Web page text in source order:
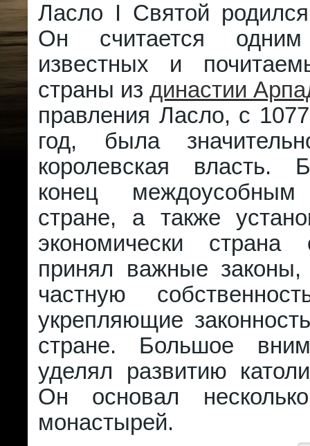
Ласло I Святой
Он считается
известных и
страны из династии
правления Ласло, с
год, была
королевская власть.
конец
стране, а также
экономически
принял важные
частную
укрепляющие
стране. Большое
уделял развитию
Он основал
монастырей.